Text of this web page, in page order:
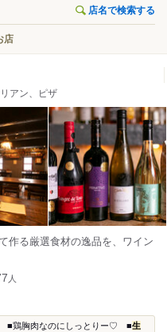
店名で検索する
店
アン、ピザ
作る厳選食材の逸品を、ワイン
人
■鶏胸肉なのにしっとりー♡ ■生